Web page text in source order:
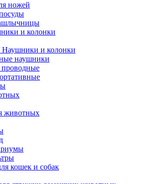
ножей
и колонки
Наушники и колонки
наушники
животных
кошек и собак